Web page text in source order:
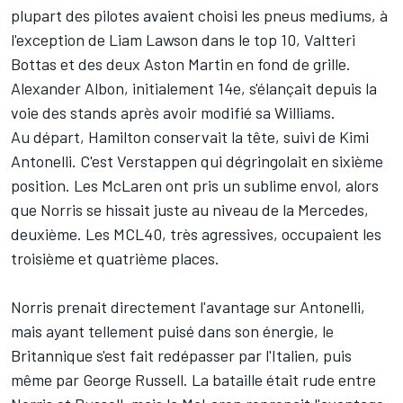
plupart des pilotes avaient choisi les pneus mediums, à
l'exception de Liam Lawson dans le top 10, Valtteri
Bottas et des deux Aston Martin en fond de grille.
Alexander Albon, initialement 14e, s'élançait depuis la
voie des stands après avoir modifié sa Williams.
Au départ, Hamilton conservait la tête, suivi de Kimi
Antonelli. C'est Verstappen qui dégringolait en sixième
position. Les McLaren ont pris un sublime envol, alors
que Norris se hissait juste au niveau de la Mercedes,
deuxième. Les MCL40, très agressives, occupaient les
troisième et quatrième places.
Norris prenait directement l'avantage sur Antonelli,
mais ayant tellement puisé dans son énergie, le
Britannique s'est fait redépasser par l'Italien, puis
même par George Russell. La bataille était rude entre